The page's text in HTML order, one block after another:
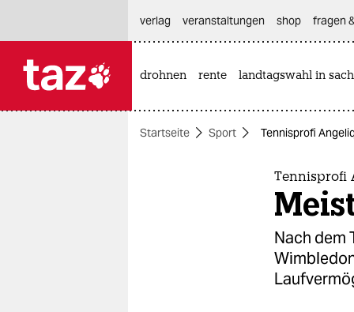
themen
verlag
veranstaltungen shop fragen
drohnen rente landtagswahl in
Startseite Sport Tennisprofi
Tennisprofi
Nach dem